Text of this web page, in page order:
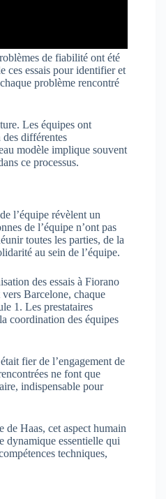
de fiabilité ont été
ces essais pour identifier et
problème rencontré
Les équipes ont
différentes
modèle implique souvent
ce processus.
l’équipe révèlent un
de l’équipe n’ont pas
toutes les parties, de la
au sein de l’équipe.
des essais à Fiorano
Barcelone, chaque
1. Les prestataires
coordination des équipes
fier de l’engagement de
ne font que
indispensable pour
de Haas, cet aspect humain
dynamique essentielle qui
techniques,